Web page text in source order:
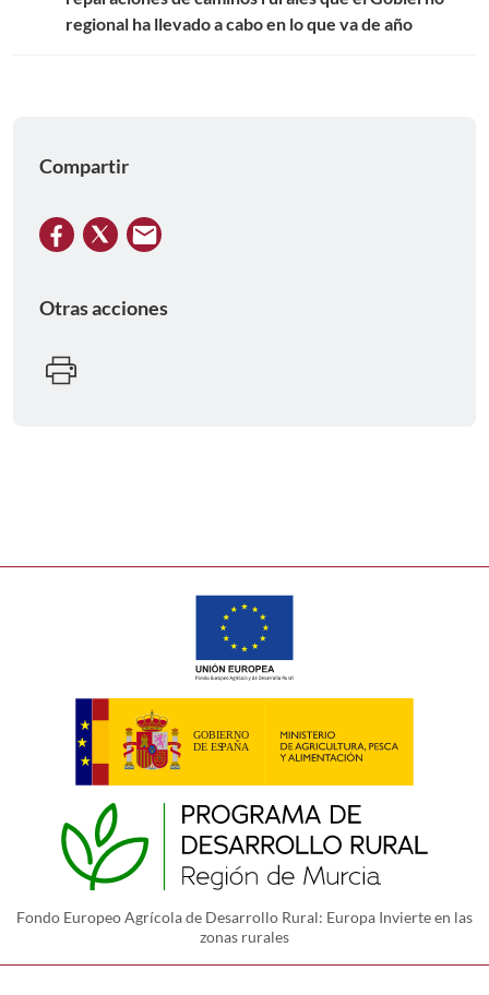
regional ha llevado a cabo en lo que va de año
Compartir
Otras acciones
Fondo Europeo Agrícola de Desarrollo Rural: Europa Invierte en las
zonas rurales